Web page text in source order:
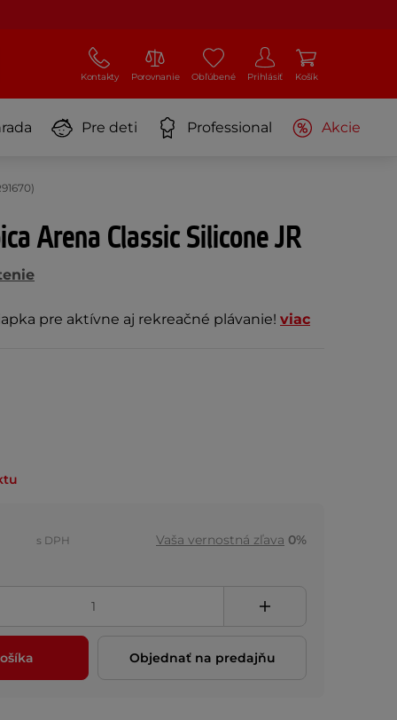
Kontakty Porovnanie Obľúbené Prihlásiť Košík
Pre deti Professional Akcie
Arena Classic Silicone JR
pre aktívne aj rekreačné plávanie! viac
s DPH Vaša vernostná zľava 0%
Objednať na predajňu